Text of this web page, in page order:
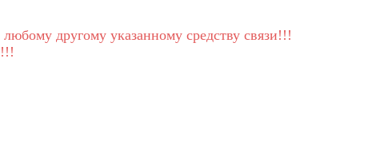
другому указанному средству связи!!!